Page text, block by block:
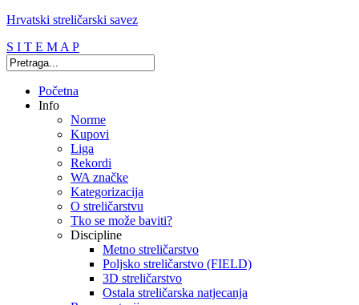
Hrvatski streličarski savez
S I T E M A P
Početna
Info
Norme
Kupovi
Liga
Rekordi
WA značke
Kategorizacija
O streličarstvu
Tko se može baviti?
Discipline
Metno streličarstvo
Poljsko streličarstvo (FIELD)
3D streličarstvo
Ostala streličarska natjecanja